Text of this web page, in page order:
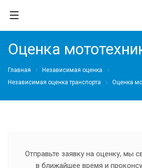
Оценка
Главная
Независимая оценка
Независимая оценка транспорта
Оценка
Отправьте заявку на оценку, мы
в ближайшее время и